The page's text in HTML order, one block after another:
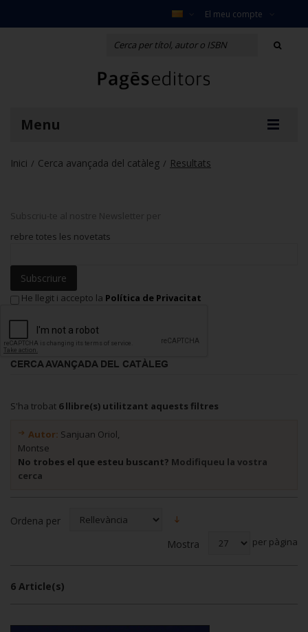
El meu compte
Menu
Inici / Cerca avançada del catàleg / Resultats
Subscriu-te al nostre Newsletter per
rebre totes les novetats
Subscriure
He llegit i accepto la Política de Privacitat
CERCA AVANÇADA DEL CATÀLEG
S'ha trobat 6 llibre(s) utilitzant aquests filtres
Autor: Sanjuan Oriol,
Montse
No trobes el que esteu buscant? Modifiqueu la vostra
cerca
Ordena per
Mostra
per pàgina
6 Article(s)